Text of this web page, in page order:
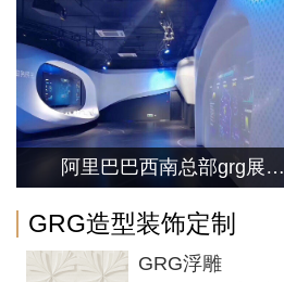
阿里巴巴西南总部grg展厅
艺术造型装饰工程
GRG造型装饰定制
GRG浮雕